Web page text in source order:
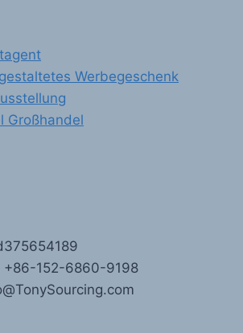
Werbegeschenk
Großhandel
+86-152-6860-9198